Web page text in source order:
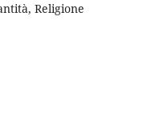
Religione